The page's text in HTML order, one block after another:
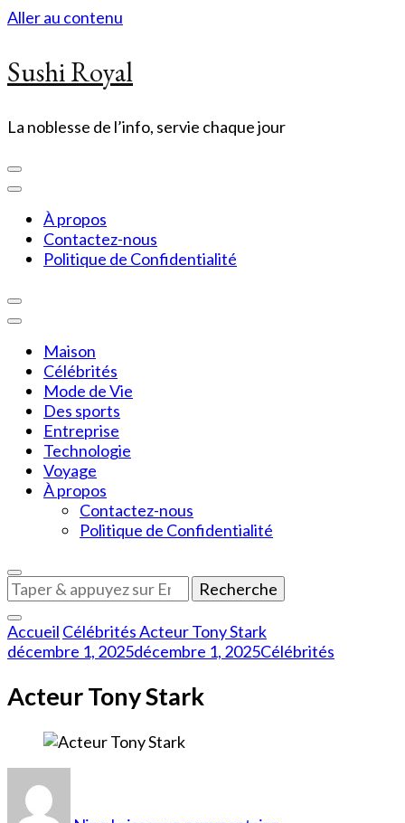
Aller au contenu
Sushi Royal
La noblesse de l’info, servie chaque jour
À propos
Contactez-nous
Politique de Confidentialité
Maison
Célébrités
Mode de Vie
Des sports
Entreprise
Technologie
Voyage
À propos
Contactez-nous
Politique de Confidentialité
Vous
recherchiez
quelque
chose
?
Accueil CélébritésActeur Tony Stark
décembre 1, 2025décembre 1, 2025Célébrités
Acteur Tony Stark